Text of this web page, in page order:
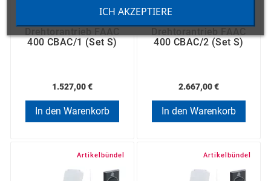
400 CBAC/1 (Set S)
1.527,00 €
In den Warenkorb
400 CBAC/2 (Set S)
2.667,00 €
In den Warenkorb
Artikelbündel Artikelbündel
ICH AKZEPTIERE